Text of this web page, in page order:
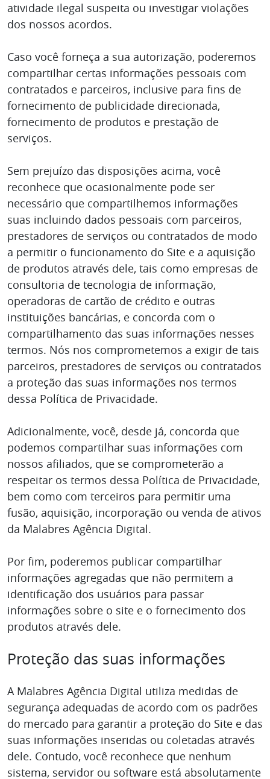
atividade ilegal suspeita ou investigar violações
dos nossos acordos.
Caso você forneça a sua autorização, poderemos
compartilhar certas informações pessoais com
contratados e parceiros, inclusive para fins de
fornecimento de publicidade direcionada,
fornecimento de produtos e prestação de
serviços.
Sem prejuízo das disposições acima, você
reconhece que ocasionalmente pode ser
necessário que compartilhemos informações
suas incluindo dados pessoais com parceiros,
prestadores de serviços ou contratados de modo
a permitir o funcionamento do Site e a aquisição
de produtos através dele, tais como empresas de
consultoria de tecnologia de informação,
operadoras de cartão de crédito e outras
instituições bancárias, e concorda com o
compartilhamento das suas informações nesses
termos. Nós nos comprometemos a exigir de tais
parceiros, prestadores de serviços ou contratados
a proteção das suas informações nos termos
dessa Política de Privacidade.
Adicionalmente, você, desde já, concorda que
podemos compartilhar suas informações com
nossos afiliados, que se comprometerão a
respeitar os termos dessa Política de Privacidade,
bem como com terceiros para permitir uma
fusão, aquisição, incorporação ou venda de ativos
da Malabres Agência Digital.
Por fim, poderemos publicar compartilhar
informações agregadas que não permitem a
identificação dos usuários para passar
informações sobre o site e o fornecimento dos
produtos através dele.
Proteção das suas informações
A Malabres Agência Digital utiliza medidas de
segurança adequadas de acordo com os padrões
do mercado para garantir a proteção do Site e das
suas informações inseridas ou coletadas através
dele. Contudo, você reconhece que nenhum
sistema, servidor ou software está absolutamente